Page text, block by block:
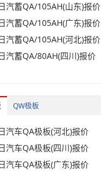
元/只
08-07
元/只
08-07
元/只
08-07
元/只
08-07
元/只
08-07
汽蓄QA/105AH(山东)报价
汽蓄QA/105AH(广东)报价
汽蓄QA/105AH(河北)报价
汽蓄QA/80AH(四川)报价
QW极板
汽车QA极板(河北)报价
汽车QA极板(四川)报价
汽车QA极板(广东)报价